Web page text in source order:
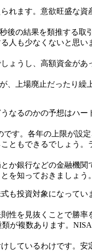
れます。意欲旺盛な
の結果を類推する
人も少なくないと思
ょうし、高額資金が
上場廃止だったり
るのかの予想はハ
す。各年の上限が設
もできるでしょう
銀行などの金融機関
知っておきましょう
も投資対象になって
を見抜くことで勝率
が複数あります。
ているわけです。